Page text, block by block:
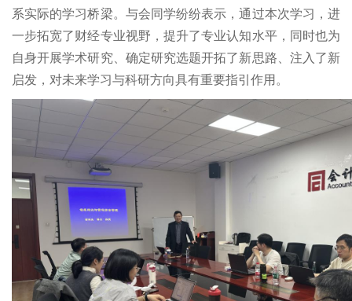
系实际的学习桥梁。与会同学纷纷表示，通过本次学习，进
一步拓宽了财经专业视野，提升了专业认知水平，同时也为
自身开展学术研究、确定研究选题开拓了新思路、注入了新
启发，对未来学习与科研方向具有重要指引作用。